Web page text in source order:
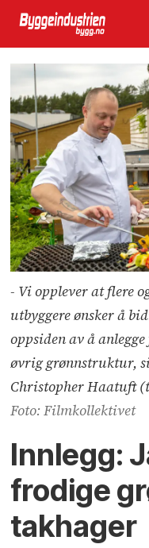
- Vi opplever at flere
utbyggere ønsker å
oppsiden av å
øvrig grønnstruktur,
Christopher Haatuft
Foto: Filmkollektivet
Innlegg:
frodige
takhager